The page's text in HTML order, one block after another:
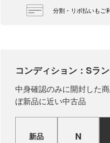
分割・リボ払いもご
コンディション：Sラ
中身確認のみに開封した
ぼ新品に近い中古品
新品 N